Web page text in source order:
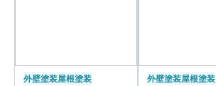
外壁塗装屋根塗装 外壁塗装屋根塗装